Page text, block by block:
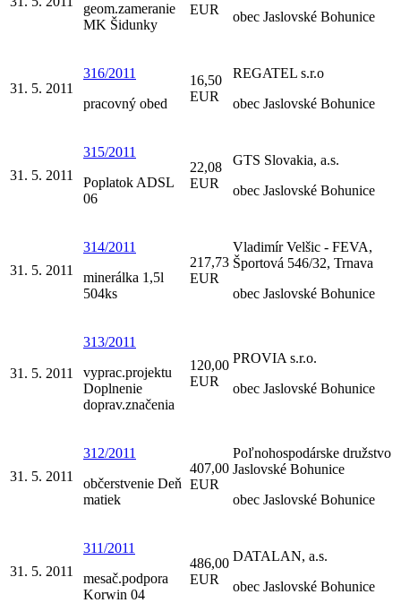
geom.zameranie
MK Šidunky
EUR
obec Jaslovské Bohunice
31. 5. 2011
316/2011
pracovný obed
16,50
EUR
REGATEL s.r.o
obec Jaslovské Bohunice
31. 5. 2011
315/2011
Poplatok ADSL
06
22,08
EUR
GTS Slovakia, a.s.
obec Jaslovské Bohunice
31. 5. 2011
314/2011
minerálka 1,5l
504ks
217,73
EUR
Vladimír Velšic - FEVA,
Športová 546/32, Trnava
obec Jaslovské Bohunice
31. 5. 2011
313/2011
vyprac.projektu
Doplnenie
doprav.značenia
120,00
EUR
PROVIA s.r.o.
obec Jaslovské Bohunice
31. 5. 2011
312/2011
občerstvenie Deň
matiek
407,00
EUR
Poľnohospodárske družstvo
Jaslovské Bohunice
obec Jaslovské Bohunice
31. 5. 2011
311/2011
mesač.podpora
Korwin 04
486,00
EUR
DATALAN, a.s.
obec Jaslovské Bohunice